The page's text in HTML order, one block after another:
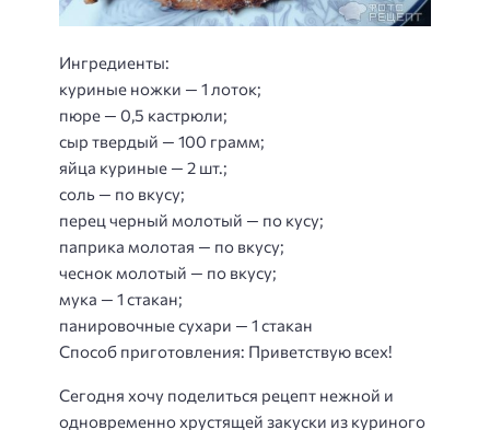
Ингредиенты:
куриные ножки — 1 лоток;
пюре — 0,5 кастрюли;
сыр твердый — 100 грамм;
яйца куриные — 2 шт.;
соль — по вкусу;
перец черный молотый — по кусу;
паприка молотая — по вкусу;
чеснок молотый — по вкусу;
мука — 1 стакан;
панировочные сухари — 1 стакан
Способ приготовления: Приветствую всех!
Сегодня хочу поделиться рецепт нежной и
одновременно хрустящей закуски из куриного